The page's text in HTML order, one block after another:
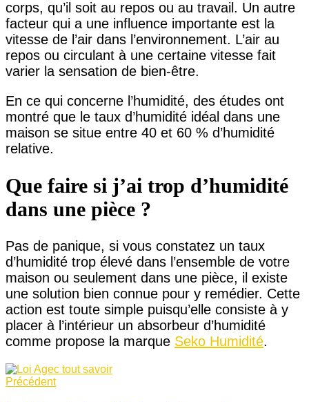
corps, qu’il soit au repos ou au travail. Un autre
facteur qui a une influence importante est la
vitesse de l’air dans l’environnement. L’air au
repos ou circulant à une certaine vitesse fait
varier la sensation de bien-être.
En ce qui concerne l’humidité, des études ont
montré que le taux d’humidité idéal dans une
maison se situe entre 40 et 60 % d’humidité
relative.
Que faire si j’ai trop d’humidité
dans une pièce ?
Pas de panique, si vous constatez un taux
d’humidité trop élevé dans l’ensemble de votre
maison ou seulement dans une pièce, il existe
une solution bien connue pour y remédier. Cette
action est toute simple puisqu’elle consiste à y
placer à l’intérieur un absorbeur d’humidité
comme propose la marque Seko Humidité.
Précédent